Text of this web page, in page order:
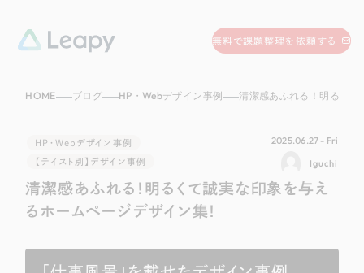
無料で課題整理を依頼する
無料で課題整理を依頼する
058-215-0066
無料で課題整理を依頼する
Company
会社情報
HOME ブログ HP・Webデザイン事例 清潔感あふれる！明るくて誠実な印象を与
HP・Webデザイン事例
【テイスト別】デザイン事例
2025.06.27 - Fri
Iguchi
清潔感あふれる！明るくて誠実な印象を与え
るホームページデザイン集！